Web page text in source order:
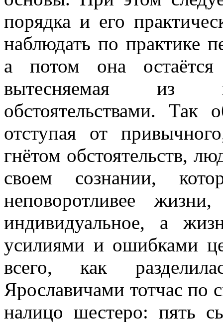
порядка и его
наблюдать по практике
а потом она
вытесняемая из
обстоятельствами.
отступая от
гнётом обстоятельств,
своем сознании,
неповоротливее
индивидуальное, а
усилиями и ошибками
всего, как
Ярославичами тотчас по
налицо шестеро: пять